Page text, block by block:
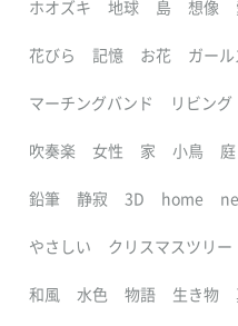
ホオズキ 地球 島 想像
花びら 記憶 お花 ガー
マーチングバンド リビング
吹奏楽 女性 家 小鳥 庭
鉛筆 静寂 3D home
やさしい クリスマスツリー
和風 水色 物語 生き物